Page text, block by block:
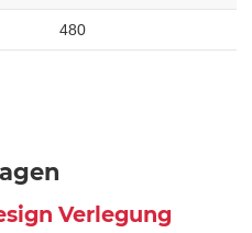
480
Verlegung